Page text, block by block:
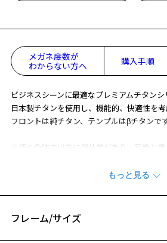
メガネ度数が
わからない方へ
購入手順
ビジネスシーンに最適なプレミアムチタンシ
日本製チタンを使用し、機能的、快適性を考
フロントは純チタン、テンプルはβチタンです
※柄や色味の出方に個体差があり、画像と異
ビジネス向けメガネ ページをみる
フレーム/サイズ